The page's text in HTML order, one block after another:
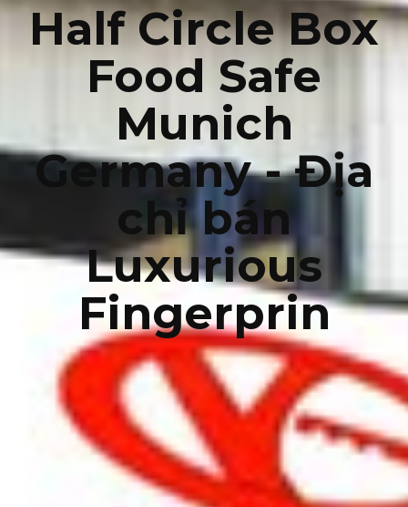
Half Circle Box
Food Safe
Munich
Germany - Địa
chỉ bán
Luxurious
Fingerprin